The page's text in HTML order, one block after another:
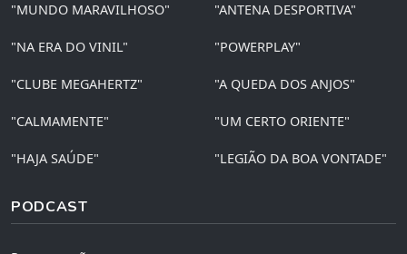
"MUNDO MARAVILHOSO" "ANTENA DESPORTIVA"
"NA ERA DO VINIL" "POWERPLAY"
"CLUBE MEGAHERTZ" "A QUEDA DOS ANJOS"
"CALMAMENTE" "UM CERTO ORIENTE"
"HAJA SAÚDE" "LEGIÃO DA BOA VONTADE"
PODCAST